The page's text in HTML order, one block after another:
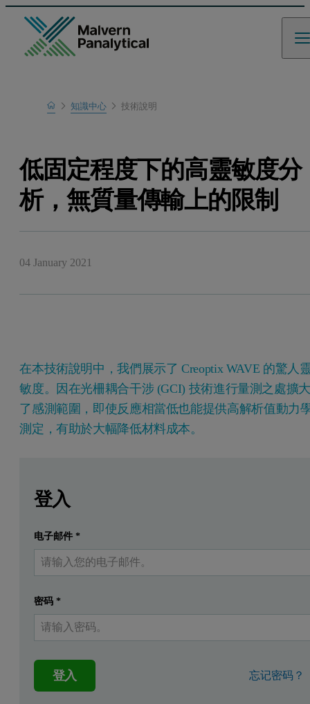
Home
瞭解更多
知識中心 技術說明
低固定程度下的高靈敏度分
析，無質量傳輸上的限制
04 January 2021
在本技術說明中，我們展示了 Creoptix WAVE 的驚人
敏度。因在光柵耦合干涉 (GCI) 技術進行量測之處擴大
了感測範圍，即使反應相當低也能提供高解析值動力
測定，有助於大幅降低材料成本。
摘要
在分子交互作用的無標記分析期間，質量傳輸限制
運用專有的 光柵耦合干涉 (GCI)
(pg/mm ) (M-1.s-1) (s-1)
動力學數據 MTL 模型 1.29x106 0.0418
提交 我已經有一個帳戶
登入
电子邮件 *
密码 *
登入 忘记密码？